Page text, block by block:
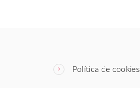
Política de cookies